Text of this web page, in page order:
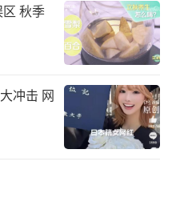
秋季
冲击 网